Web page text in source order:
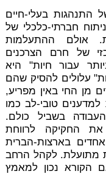
התנהגות בעלי-חיים
חברתי-כלכלי של
אולם ההתעלמות
של חרם הצרכנים
עבור חיות" היא
עלולים להסיק שהם
מן החי באין מפריע,
טובי-לב כמו
בשביל כולם.
החקיקה לרווחת
בארצות-הברית
מתועלת. לקהל הרחב
הקורא נכון למאמץ